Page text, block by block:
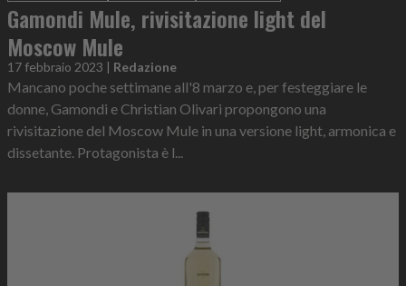
Gamondi Mule, rivisitazione light del
Moscow Mule
17 febbraio 2023 | Redazione
Mancano poche settimane all'8 marzo e, per festeggiare le
donne, Gamondi e Christian Olivari propongono una
rivisitazione del Moscow Mule in una versione light, armonica e
dissetante. Protagonista è l...